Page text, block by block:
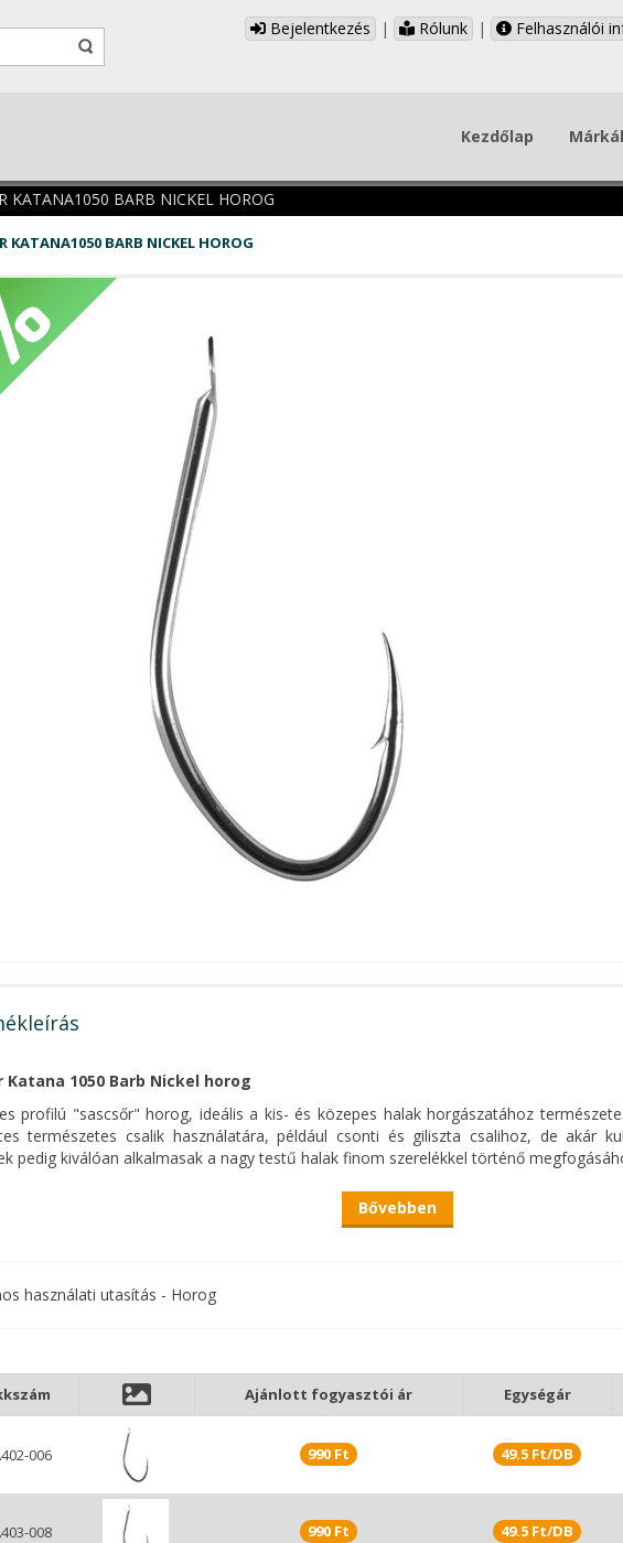
Bejelentkezés | Rólunk | Felhasználói
Kezdőlap
KATANA1050 BARB NICKEL HOROG
KATANA1050 BARB NICKEL HOROG
Katana 1050 Barb Nickel horog
profilú "sascsőr" horog, ideális a kis- és közepes halak horgászatához
természetes csalik használatára, például csonti és giliszta csalihoz, de akár
pedig kiválóan alkalmasak a nagy testű halak finom szerelékkel történő
végeredményt ad.
Bővebben
használati utasítás - Horog
Ajánlott fogyasztói ár Egységár
006 990 Ft 49.5 Ft/DB
008 990 Ft 49.5 Ft/DB